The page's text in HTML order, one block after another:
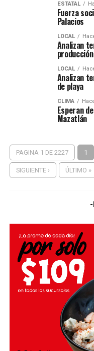
ESTATAL
Fuerza
Palacios
LOCAL
Analizan
LOCAL
Analizan
de playa
CLIMA
Esperan
Mazatlán
PAGINA 1 DE 2227 1
SIGUIENTE › ÚLTIMO »